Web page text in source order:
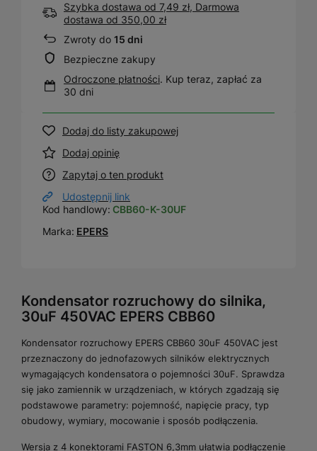
Szybka dostawa od 7,49 zł, Darmowa
dostawa od 350,00 zł
Zwroty do 15 dni
Bezpieczne zakupy
Odroczone płatności. Kup teraz, zapłać za
30 dni
Dodaj do listy zakupowej
Dodaj opinię
Zapytaj o ten produkt
Udostępnij link
Kod handlowy: CBB60-K-30UF
Marka: EPERS
Kondensator rozruchowy do silnika,
30uF 450VAC EPERS CBB60
Kondensator rozruchowy EPERS CBB60 30uF 450VAC jest
przeznaczony do jednofazowych silników elektrycznych
wymagających kondensatora o pojemności 30uF. Sprawdza
się jako zamiennik w urządzeniach, w których zgadzają się
podstawowe parametry: pojemność, napięcie pracy, typ
obudowy, wymiary, mocowanie i sposób podłączenia.
Wersja z 4 konektorami FASTON 6,3mm ułatwia podłączenie